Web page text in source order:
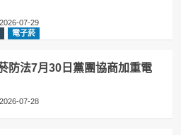
2026-07-29
電子菸
防法7月30日黨團協商加重電
2026-07-28